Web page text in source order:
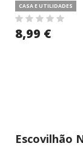
CASA E UTILIDADES
8,99 €
Escovilhão